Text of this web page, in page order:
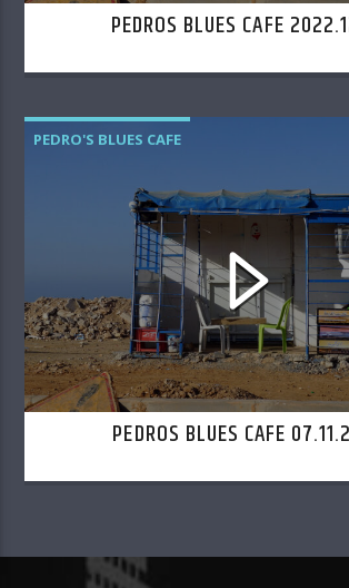
PEDROS BLUES CAFE
PEDRO'S BLUES CAFE
PEDROS BLUES CAFE